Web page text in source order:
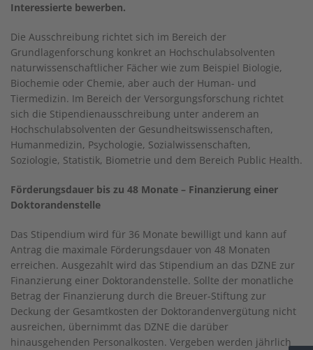
Interessierte bewerben.
Die Ausschreibung richtet sich im Bereich der
Grundlagenforschung konkret an Hochschulabsolventen
naturwissenschaftlicher Fächer wie zum Beispiel Biologie,
Biochemie oder Chemie, aber auch der Human- und
Tiermedizin. Im Bereich der Versorgungsforschung richtet
sich die Stipendienausschreibung unter anderem an
Hochschulabsolventen der Gesundheitswissenschaften,
Humanmedizin, Psychologie, Sozialwissenschaften,
Soziologie, Statistik, Biometrie und dem Bereich Public Health.
Förderungsdauer bis zu 48 Monate – Finanzierung einer
Doktorandenstelle
Das Stipendium wird für 36 Monate bewilligt und kann auf
Antrag die maximale Förderungsdauer von 48 Monaten
erreichen. Ausgezahlt wird das Stipendium an das DZNE zur
Finanzierung einer Doktorandenstelle. Sollte der monatliche
Betrag der Finanzierung durch die Breuer-Stiftung zur
Deckung der Gesamtkosten der Doktorandenvergütung nicht
ausreichen, übernimmt das DZNE die darüber
hinausgehenden Personalkosten. Vergeben werden jährlich